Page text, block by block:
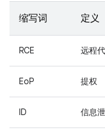
缩写词 定义
RCE 远程
EoP 提权
ID 信息